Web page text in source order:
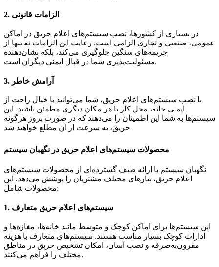
2. الزامات قانونی
در بسیاری از کشورها، نصب سیستم‌های اعلام حریق در اماکن
عمومی، صنعتی و تجاری الزامی است. رعایت این الزامات نه تنها از
جریمه‌های سنگین جلوگیری می‌کند، بلکه نشان‌دهنده
مسئولیت‌پذیری شما در قبال ایمنی دیگران است.
3. آرامش خاطر
با نصب سیستم‌های اعلام حریق، شما می‌توانید با خیال راحت از
ایمنی خانه، محل کار یا هر مکان دیگری مطمئن باشید. این
سیستم‌ها به شما این اطمینان را می‌دهند که در صورت بروز هرگونه
حریق، به سرعت از آن مطلع خواهید شد.
محصولات سیستم‌های اعلام حریق در نگهبان سیستم
نگهبان سیستم با ارائه طیف گسترده‌ای از محصولات سیستم‌های
اعلام حریق، نیازهای مختلف مشتریان را پوشش می‌دهد. این
محصولات شامل:
1. سیستم‌های اعلام حریق متعارف
این سیستم‌ها برای اماکن کوچک و متوسط مانند خانه‌ها، مغازه‌ها و
ادارات کوچک بسیار مناسب هستند. سیستم‌های متعارف با هزینه
مقرون‌به‌صرفه و نصب آسان، امکان تشخیص حریق در مناطق
مختلف را فراهم می‌کنند.